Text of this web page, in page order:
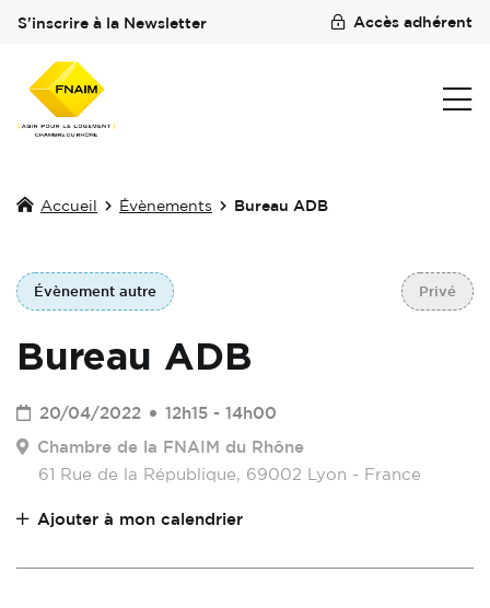
S'inscrire à la Newsletter Accès adhérent
Accueil Évènements Bureau ADB
Évènement autre Privé
Bureau ADB
20/04/2022
12h15 - 14h00
Chambre de la FNAIM du Rhône
61 Rue de la République, 69002 Lyon - France
Ajouter à mon calendrier